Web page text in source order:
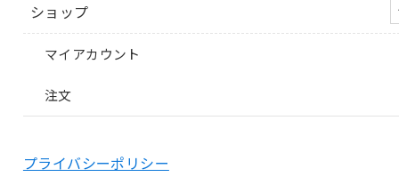
ショップ
マイアカウント
注文
プライバシーポリシー